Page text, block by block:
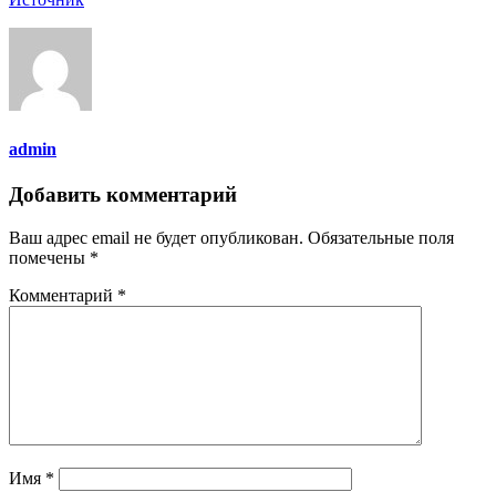
admin
Добавить комментарий
Ваш адрес email не будет опубликован. Обязательные поля
помечены *
Комментарий *
Имя *